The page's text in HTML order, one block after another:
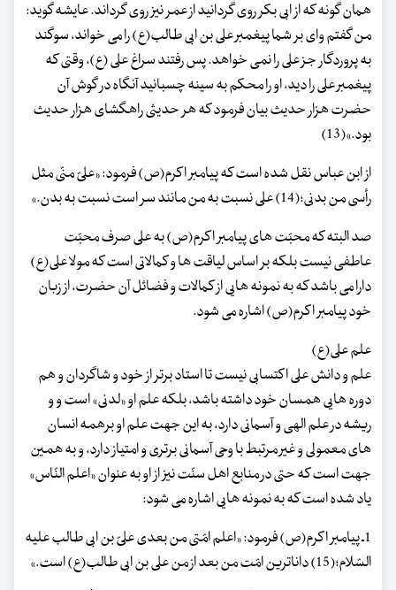
همان گونه که از ابی بکر روی گردانید از عمر نیز روی گرداند. عایشه گوید:
من گفتم وای بر شما پیغمبر علی بن ابی طالب(ع) را می خواند، سوگند
به پروردگار جز علی را نمی خواهد. پس رفتند سراغ علی (ع)، وقتی که
پیغمبر علی را دید، او را محکم به سینه چسبانید آنگاه در گوش آن
حضرت هزار حدیث بیان فرمود که هر حدیثی راهگشای هزار حدیث
بود.»(13)
از ابن عباس نقل شده است که پیامبر اکرم(ص) فرمود: «علیّ منّی مثل
رأسی من بدنی؛(14) علی نسبت به من مانند سر است نسبت به بدن.»
صد البته که محبّت های پیامبر اکرم(ص) به علی صرف محبّت
عاطفی نیست بلکه بر اساس لیاقت ها و کمالاتی است که مولا علی(ع)
دارا می باشد که به نمونه هایی از کمالات و فضائل آن حضرت، از زبان
خود پیامبر اکرم(ص) اشاره می شود.
علم علی(ع)
علم و دانش علی اکتسابی نیست تا استاد برتر از خود و شاگردان و هم
دوره هایی همسان خود داشته باشد، بلکه علم او «لدنی» است و و
ریشه در علم الهی و آسمانی دارد، به این جهت علم او برهمه انسان
های معمولی و غیر مرتبط با وحی آسمانی برتری و امتیاز دارد، و به همین
جهت است که حتی در منابع اهل سنّت نیز از او به عنوان «اعلم النّاس»
یاد شده است که به نمونه هایی اشاره می شود:
1ـ پیامبر اکرم(ص) فرمود: «اعلم امّتی من بعدی علیّ بن ابی طالب علیه
السّلام؛(15) داناترین امّت من بعد از من علی بن ابی طالب(ع) است.»